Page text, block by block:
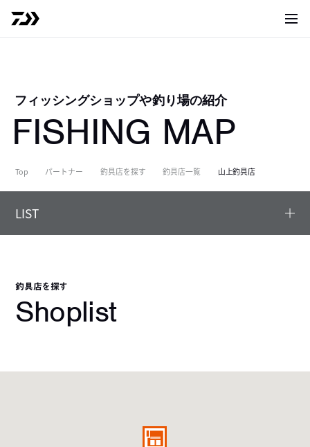
サイ
フィッシングショップや釣り場の紹介
FISHING MAP
Top パートナー 釣具店を探す 釣具店一覧 山上釣具店
LIST
釣具店を探す
Shoplist